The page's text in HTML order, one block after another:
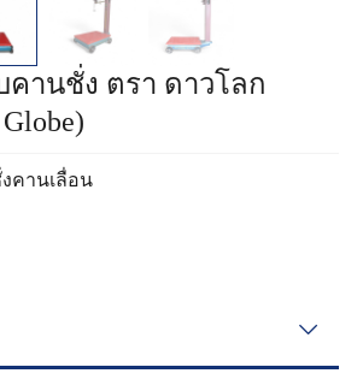
คานชั่ง ตรา ดาวโลก
งคานเลื่อน